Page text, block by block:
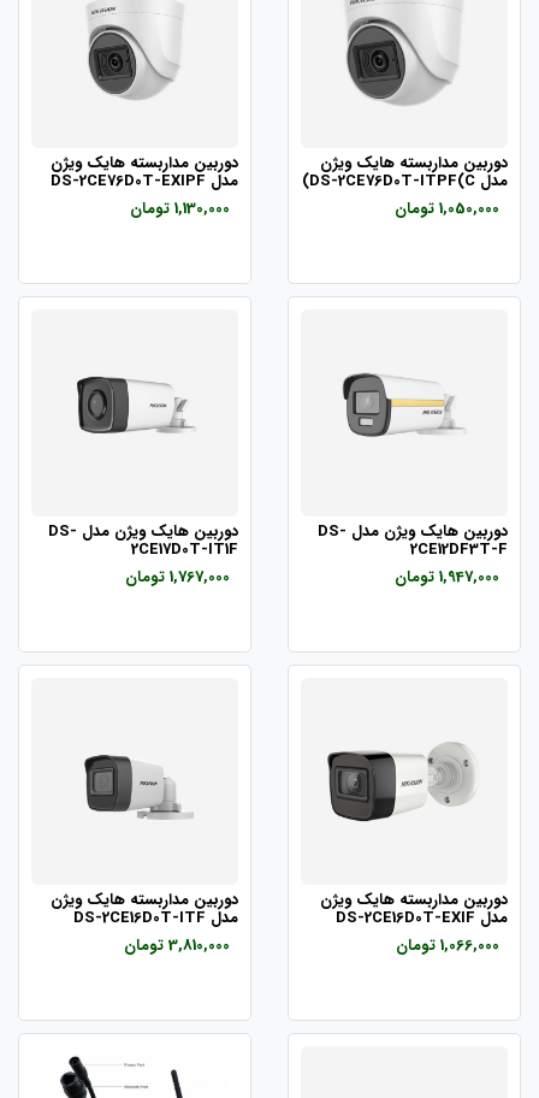
دوربین مداربسته هایک ویژن
مدل DS-2CE76D0T-ITPF(C)
1,050,000 تومان
دوربین مداربسته هایک ویژن
مدل DS-2CE76D0T-EXIPF
1,130,000 تومان
دوربین هایک ویژن مدل DS-
2CE12DF3T-F
1,947,000 تومان
دوربین هایک ویژن مدل DS-
2CE17D0T-IT1F
1,767,000 تومان
دوربین مداربسته هایک ویژن
مدل DS-2CE16D0T-EXIF
1,066,000 تومان
دوربین مداربسته هایک ویژن
مدل DS-2CE16D0T-ITF
3,810,000 تومان